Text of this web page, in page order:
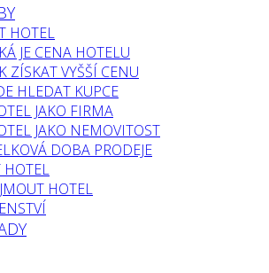
HOTEL
JE CENA HOTELU
ZÍSKAT VYŠŠÍ CENU
HLEDAT KUPCE
JAKO FIRMA
JAKO NEMOVITOST
DOBA PRODEJE
HOTEL
HOTEL